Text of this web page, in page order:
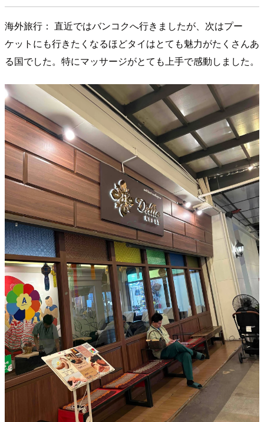
海外旅行： 直近ではバンコクへ行きましたが、次はプー
ケットにも行きたくなるほどタイはとても魅力がたくさんあ
る国でした。特にマッサージがとても上手で感動しました。